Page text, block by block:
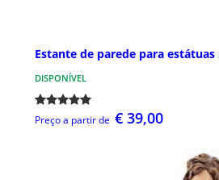
Estante de parede para
DISPONÍVEL
Preço a partir de € 39,00